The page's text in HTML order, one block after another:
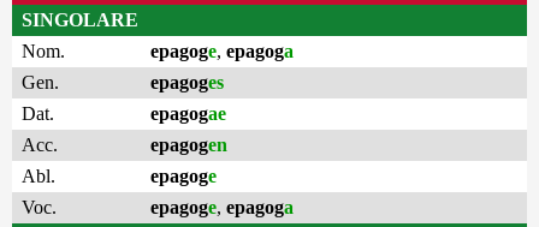
SINGOLARE
Nom.
epagoge, epagoga
Gen.
epagoges
Dat.
epagogae
Acc.
epagogen
Abl.
epagoge
Voc.
epagoge, epagoga